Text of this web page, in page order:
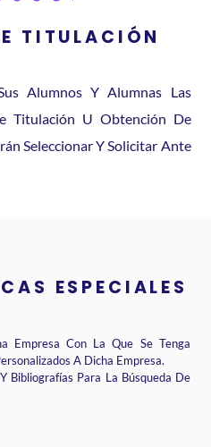
TITULACIÓN
Alumnos Y Alumnas Las
Titulación U Obtención De
Seleccionar Y Solicitar Ante
ESPECIALES
Empresa Con La Que Se Tenga
A Dicha Empresa.
Bibliografías Para La Búsqueda De